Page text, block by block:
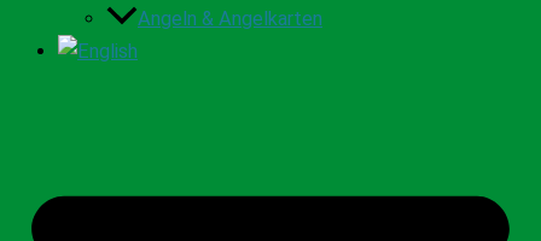
Angeln & Angelkarten